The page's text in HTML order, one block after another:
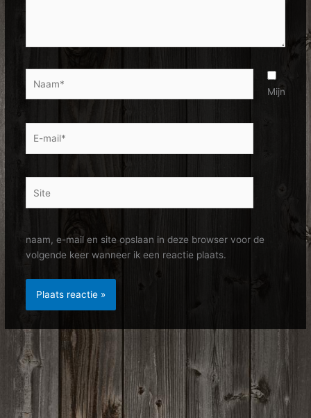
mail*
Mijn
naam, e-mail en site opslaan in deze browser voor de
volgende keer wanneer ik een reactie plaats.